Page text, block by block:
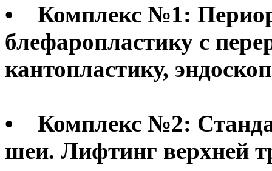
• Комплекс №1:
блефаропластику с
кантопластику,
• Комплекс №2:
шеи. Лифтинг верхней